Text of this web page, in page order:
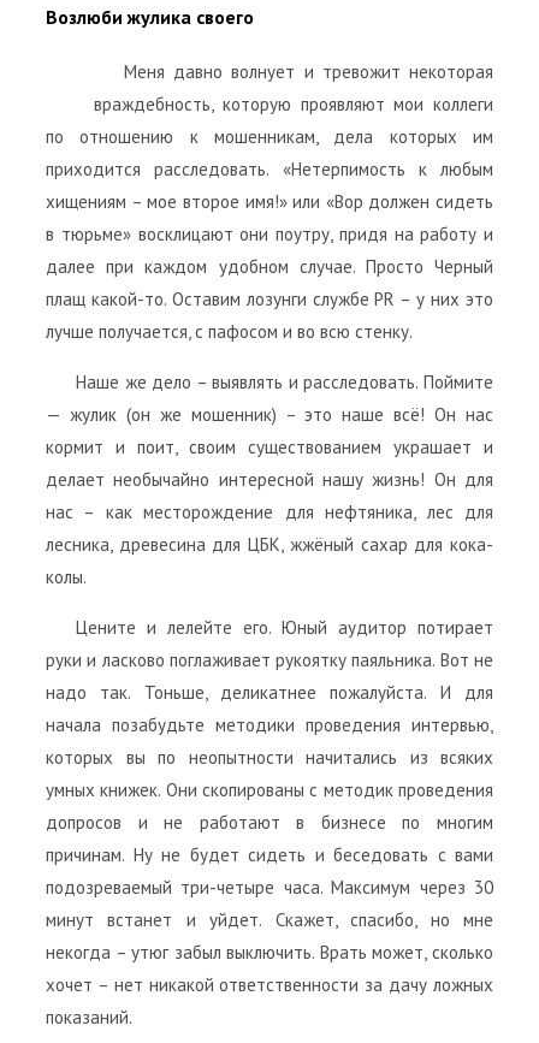
Возлюби жулика своего
Меня давно волнует и тревожит некоторая
враждебность, которую проявляют мои коллеги
по отношению к мошенникам, дела которых им
приходится расследовать. «Нетерпимость к любым
хищениям – мое второе имя!» или «Вор должен сидеть
в тюрьме» восклицают они поутру, придя на работу и
далее при каждом удобном случае. Просто Черный
плащ какой-то. Оставим лозунги службе PR – у них это
лучше получается, с пафосом и во всю стенку.
Наше же дело – выявлять и расследовать. Поймите
— жулик (он же мошенник) – это наше всё! Он нас
кормит и поит, своим существованием украшает и
делает необычайно интересной нашу жизнь! Он для
нас – как месторождение для нефтяника, лес для
лесника, древесина для ЦБК, жжёный сахар для кока-
колы.
Цените и лелейте его. Юный аудитор потирает
руки и ласково поглаживает рукоятку паяльника. Вот не
надо так. Тоньше, деликатнее пожалуйста. И для
начала позабудьте методики проведения интервью,
которых вы по неопытности начитались из всяких
умных книжек. Они скопированы с методик проведения
допросов и не работают в бизнесе по многим
причинам. Ну не будет сидеть и беседовать с вами
подозреваемый три-четыре часа. Максимум через 30
минут встанет и уйдет. Скажет, спасибо, но мне
некогда – утюг забыл выключить. Врать может, сколько
хочет – нет никакой ответственности за дачу ложных
показаний.